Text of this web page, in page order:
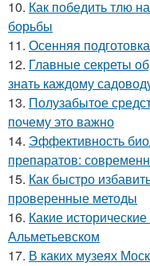
10. Как победить тлю
борьбы
11. Осенняя
12. Главные секреты
знать каждому
13. Полузабытое
почему это важно
14. Эффективность
препаратов:
15. Как быстро
проверенные методы
16. Какие
Альметьевском
17. В каких музеях